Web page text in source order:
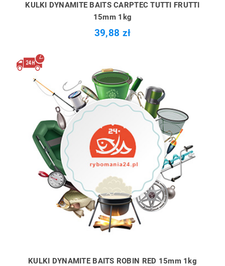
KULKI DYNAMITE BAITS CARPTEC TUTTI FRUTTI
15mm 1kg
39,88 zł
KULKI DYNAMITE BAITS ROBIN RED 15mm 1kg